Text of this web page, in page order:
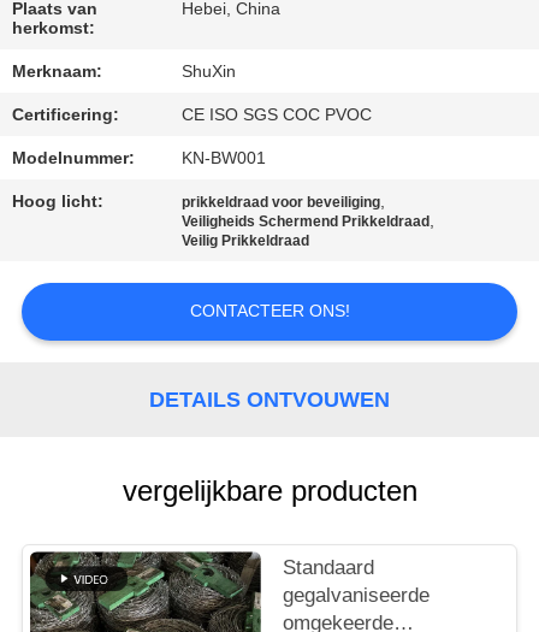
CONTACT
ONS
OP
NIEUWS
OFFERTE
AANVRAGEN
SITEMAP
PRIVACYBELEID
Plaats van
herkomst:
Hebei, China
Merknaam: ShuXin
Certificering: CE ISO SGS COC PVOC
Modelnummer: KN-BW001
Hoog licht: prikkeldraad voor beveiliging,
Veiligheids Schermend Prikkeldraad ,
Veilig Prikkeldraad
CONTACTEER ONS!
DETAILS ONTVOUWEN
vergelijkbare producten
Standaard
gegalvaniseerde
omgekeerde